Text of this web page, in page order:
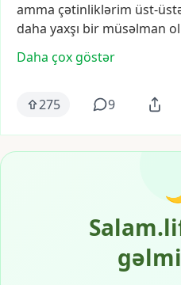
amma çətinliklərim üst-
daha yaxşı bir müsəlman
Daha çox göstər
275 9